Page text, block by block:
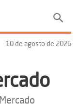
10 de agosto de 2026